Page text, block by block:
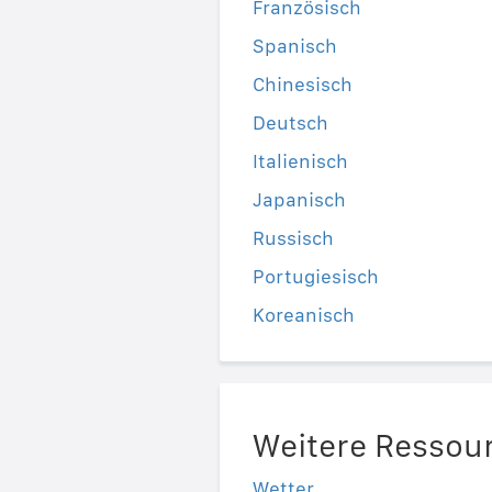
Französisch
Spanisch
Chinesisch
Deutsch
Italienisch
Japanisch
Russisch
Portugiesisch
Koreanisch
Weitere